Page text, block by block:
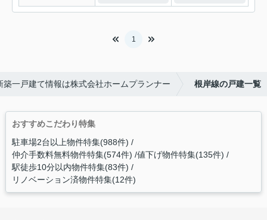
1
築一戸建て情報は株式会社ホームプランナー 根岸線の戸建一覧
おすすめこだわり特集
駐車場2台以上物件特集(988件)
仲介手数料無料物件特集(574件) 値下げ物件特集(135件)
駅徒歩10分以内物件特集(83件)
リノベーション済物件特集(12件)